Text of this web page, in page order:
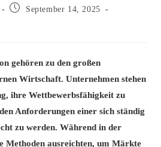
BeitragSeptember 14, 2025
gehören zu den großen
Wirtschaft. Unternehmen stehen
ihre Wettbewerbsfähigkeit zu
Anforderungen einer sich ständig
zu werden. Während in der
Methoden ausreichten, um Märkte